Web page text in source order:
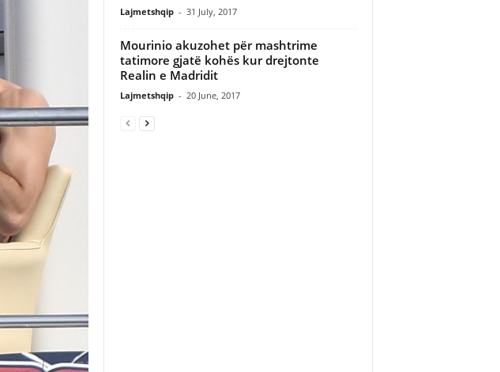
Lajmetshqip - 31 July, 2017
Mourinio akuzohet për mashtrime
tatimore gjatë kohës kur drejtonte
Realin e Madridit
Lajmetshqip - 20 June, 2017